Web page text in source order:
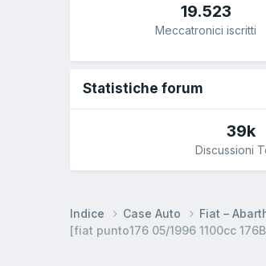
19.523
Meccatronici iscritti
Statistiche forum
39k
Discussioni
Indice Case Auto Fiat –
[fiat punto176 05/1996 1100cc